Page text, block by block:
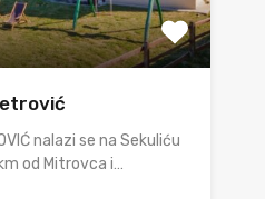
nalazi se na Sekuliću
od Mitrovca i…